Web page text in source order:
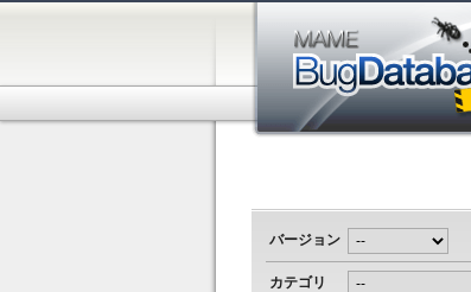
バージョン
カテゴリ